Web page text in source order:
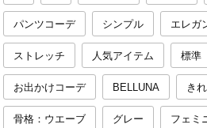
パンツコーデ シンプル エレガ
ストレッチ 人気アイテム 標準
お出かけコーデ BELLUNA き
骨格：ウエーブ グレー フェミ